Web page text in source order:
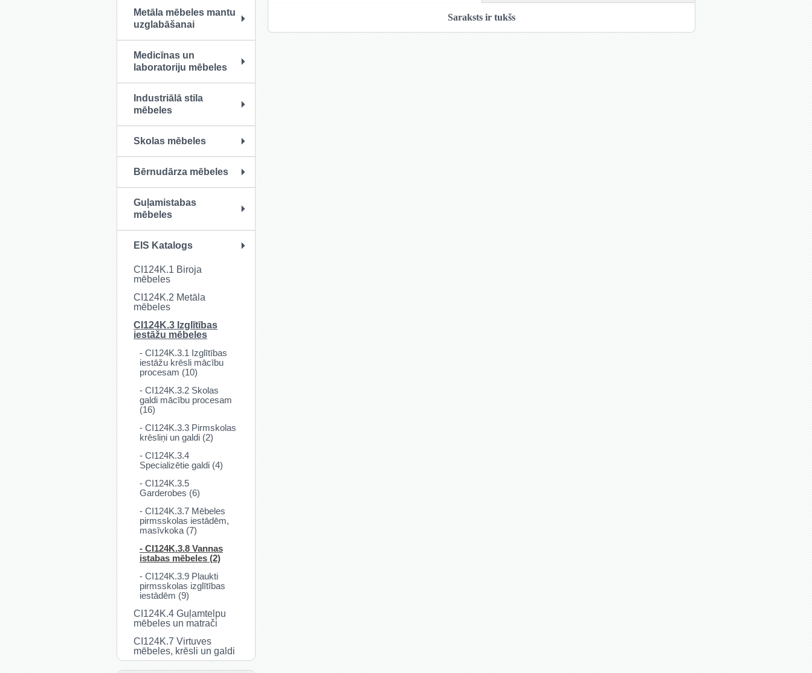
Metāla mēbeles mantu
uzglabāšanai
Medicīnas un
laboratoriju mēbeles
Industriālā stila
mēbeles
Skolas mēbeles
Bērnudārza mēbeles
Guļamistabas
mēbeles
EIS Katalogs
CI124K.1 Biroja
mēbeles
CI124K.2 Metāla
mēbeles
CI124K.3 Izglītības
iestāžu mēbeles
- CI124K.3.1 Izglītības
iestāžu krēsli mācību
procesam (10)
- CI124K.3.2 Skolas
galdi mācību procesam
(16)
- CI124K.3.3 Pirmskolas
krēsliņi un galdi (2)
- CI124K.3.4
Specializētie galdi (4)
- CI124K.3.5
Garderobes (6)
- CI124K.3.7 Mēbeles
pirmsskolas iestādēm,
masīvkoka (7)
- CI124K.3.8 Vannas
istabas mēbeles (2)
- CI124K.3.9 Plaukti
pirmsskolas izglītības
iestādēm (9)
CI124K.4 Guļamtelpu
mēbeles un matrači
CI124K.7 Virtuves
mēbeles, krēsli un galdi
Saraksts ir tukšs